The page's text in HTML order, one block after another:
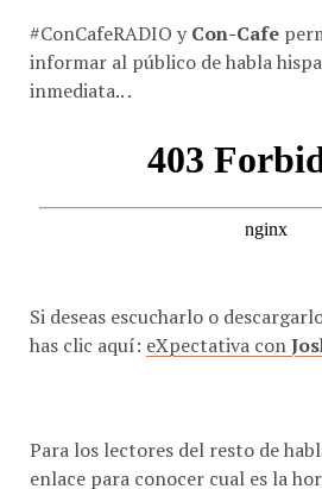
#ConCafeRADIO y Con-Cafe
informar al público de habla
inmediata.. .
Si deseas escucharlo o
has clic aquí: eXpectativa con
Para los lectores del resto de
enlace para conocer cual es la